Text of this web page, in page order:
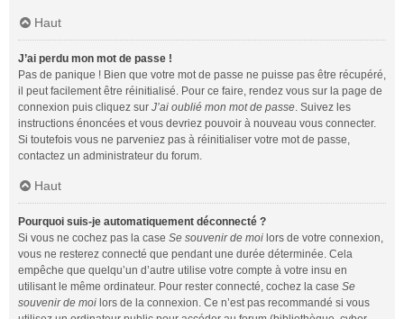
Haut
J’ai perdu mon mot de passe !
Pas de panique ! Bien que votre mot de passe ne puisse pas être récupéré,
il peut facilement être réinitialisé. Pour ce faire, rendez vous sur la page de
connexion puis cliquez sur J’ai oublié mon mot de passe. Suivez les
instructions énoncées et vous devriez pouvoir à nouveau vous connecter.
Si toutefois vous ne parveniez pas à réinitialiser votre mot de passe,
contactez un administrateur du forum.
Haut
Pourquoi suis-je automatiquement déconnecté ?
Si vous ne cochez pas la case Se souvenir de moi lors de votre connexion,
vous ne resterez connecté que pendant une durée déterminée. Cela
empêche que quelqu’un d’autre utilise votre compte à votre insu en
utilisant le même ordinateur. Pour rester connecté, cochez la case Se
souvenir de moi lors de la connexion. Ce n’est pas recommandé si vous